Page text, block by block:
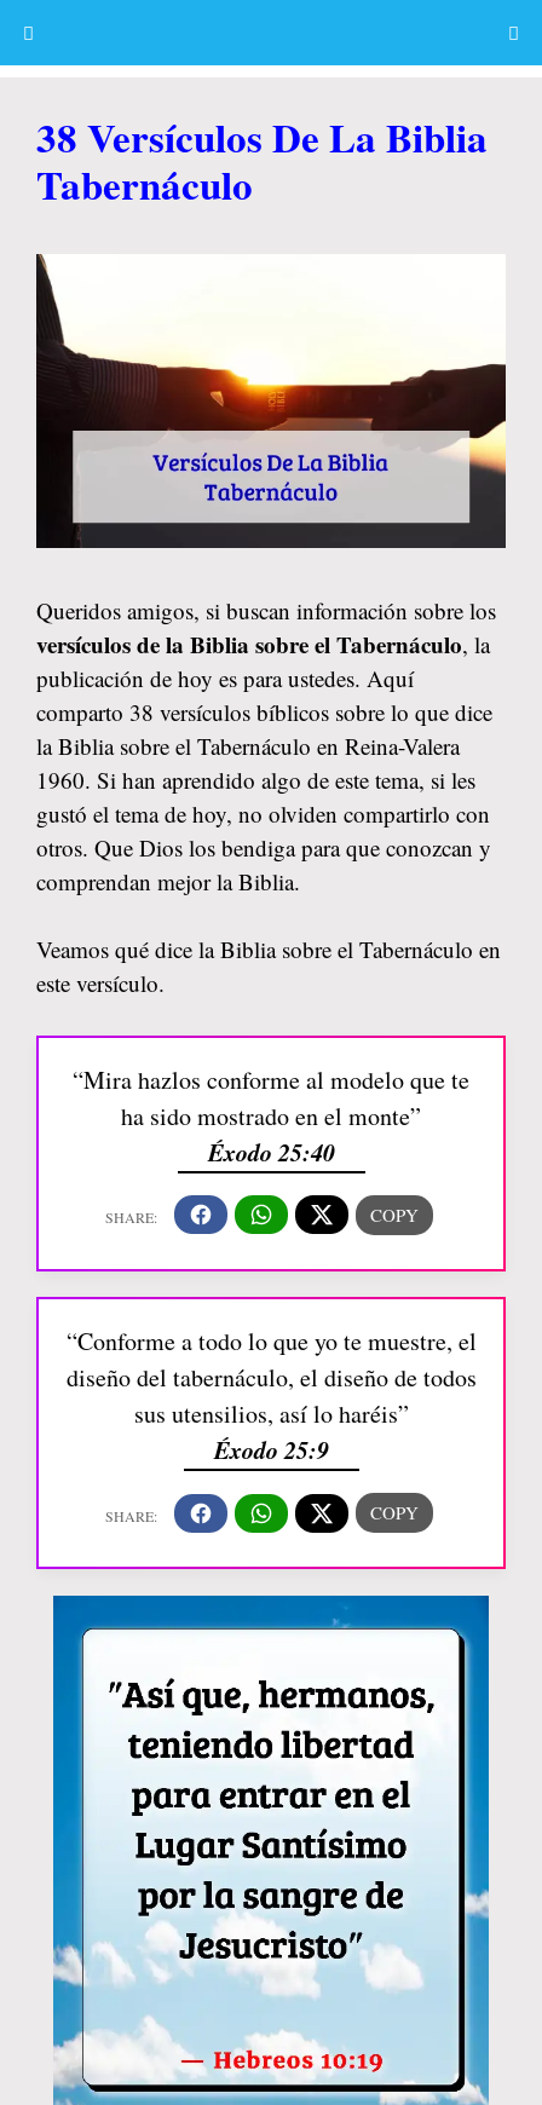
38 Versículos De La Biblia
Tabernáculo
Queridos amigos, si buscan información sobre los
versículos de la Biblia sobre el Tabernáculo, la
publicación de hoy es para ustedes. Aquí
comparto 38 versículos bíblicos sobre lo que dice
la Biblia sobre el Tabernáculo en Reina-Valera
1960. Si han aprendido algo de este tema, si les
gustó el tema de hoy, no olviden compartirlo con
otros. Que Dios los bendiga para que conozcan y
comprendan mejor la Biblia.
Veamos qué dice la Biblia sobre el Tabernáculo en
este versículo.
“Mira hazlos conforme al modelo que te
ha sido mostrado en el monte”
Éxodo 25:40
“Conforme a todo lo que yo te muestre, el
diseño del tabernáculo, el diseño de todos
sus utensilios, así lo haréis”
Éxodo 25:9